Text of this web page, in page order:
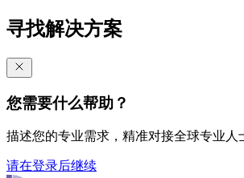
寻找解决方案
您需要什么帮助？
描述您的专业需求，精准对接全球专业人
请在登录后继续